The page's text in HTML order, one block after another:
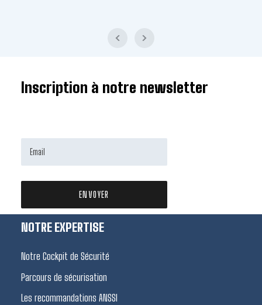
Inscription à notre newsletter
NOTRE EXPERTISE
Notre Cockpit de Sécurité
Parcours de sécurisation
Les recommandations ANSSI